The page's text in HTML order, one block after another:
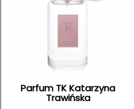
Parfum TK Katarzyna
Trawińska
Kategorie